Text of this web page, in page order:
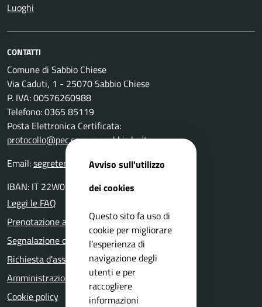
Luoghi
CONTATTI
Comune di Sabbio Chiese
Via Caduti, 1 - 25070 Sabbio Chiese
P. IVA: 00576260988
Telefono: 0365 85119
Posta Elettronica Certificata:
protocollo@pec.comune.sabbio.bs.it
Email:segreteria@comune.sabbio.bs.it
IBAN: IT 22W0359901800000000131522
Leggi le FAQ
Prenotazione appuntamento
Segnalazione disservizio
Richiesta d'assistenza
Amministrazione trasparente
Cookie policy
Avviso sull'utilizzo
dei cookies
Questo sito fa uso di
cookie per migliorare
l’esperienza di
navigazione degli
utenti e per
raccogliere
informazioni